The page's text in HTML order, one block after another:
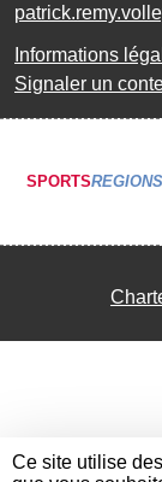
Informations
Signaler un
SPORTSREGIONS
Ce site utilise